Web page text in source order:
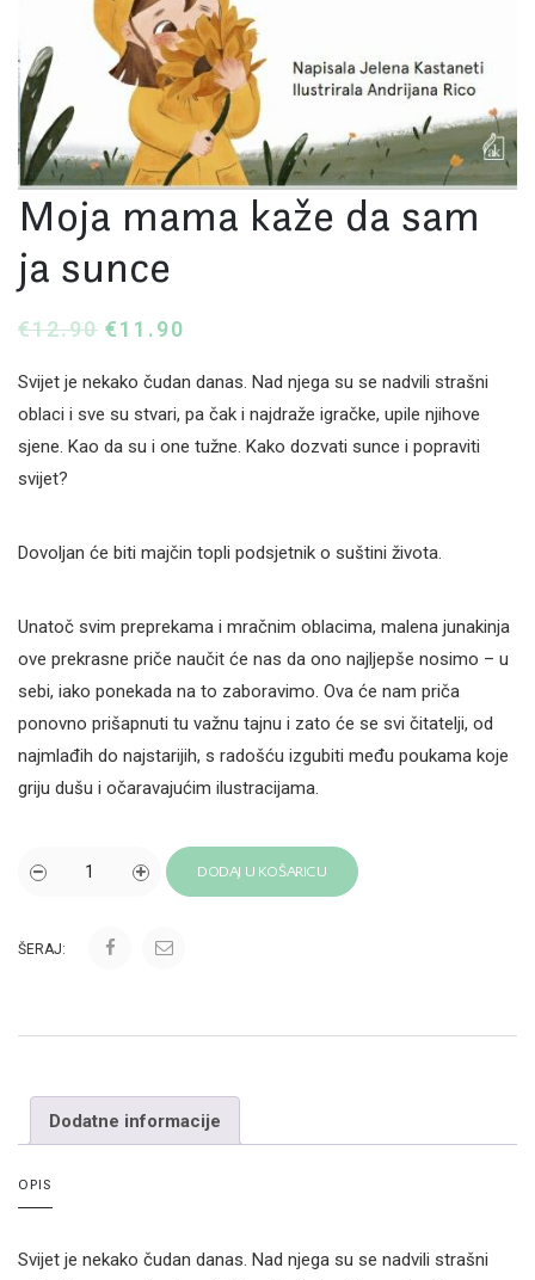
Moja mama kaže da sam
ja sunce
€12.90 €11.90
Svijet je nekako čudan danas. Nad njega su se nadvili strašni
oblaci i sve su stvari, pa čak i najdraže igračke, upile njihove
sjene. Kao da su i one tužne. Kako dozvati sunce i popraviti
svijet?
Dovoljan će biti majčin topli podsjetnik o suštini života.
Unatoč svim preprekama i mračnim oblacima, malena junakinja
ove prekrasne priče naučit će nas da ono najljepše nosimo – u
sebi, iako ponekada na to zaboravimo. Ova će nam priča
ponovno prišapnuti tu važnu tajnu i zato će se svi čitatelji, od
najmlađih do najstarijih, s radošću izgubiti među poukama koje
griju dušu i očaravajućim ilustracijama.
DODAJ U KOŠARICU
ŠERAJ:
Dodatne informacije
OPIS
Svijet je nekako čudan danas. Nad njega su se nadvili strašni